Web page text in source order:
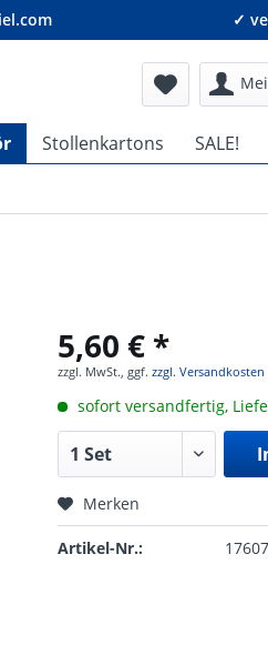
✓
Stollenkartons SALE!
5,60 € *
zzgl. MwSt., ggf. zzgl. Versandkosten
sofort versandfertig,
Merken
Artikel-Nr.: